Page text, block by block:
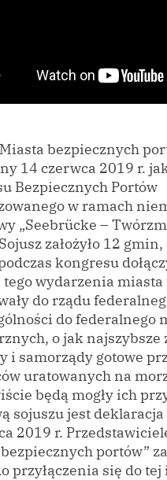
bezpiecznych
14 czerwca 2019 r.
Bezpiecznych Portów
w ramach
„Seebrücke –
założyło 12
kongresu
tego wydarzenia
do rządu
do federalnego
o jak najszybsze
i samorządy gotowe
uratowanych na
będą mogły ich
sojuszu jest
2019 r.
portów”
przyłączenia się do